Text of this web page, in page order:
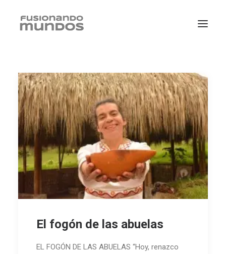
SEARCH
CART
El fogón de las abuelas
EL FOGÓN DE LAS ABUELAS “Hoy, renazco